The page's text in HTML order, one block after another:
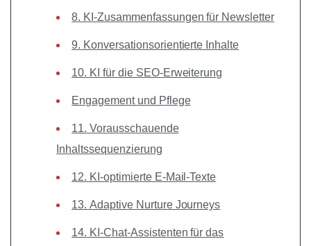
8. KI-Zusammenfassungen für Newsletter
9. Konversationsorientierte Inhalte
10. KI für die SEO-Erweiterung
Engagement und Pflege
11. Vorausschauende
Inhaltssequenzierung
12. KI-optimierte E-Mail-Texte
13. Adaptive Nurture Journeys
14. KI-Chat-Assistenten für das